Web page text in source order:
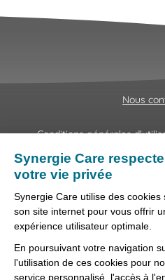
Nous
Conditions générales
Fraudes &
Lanceur
Préférences